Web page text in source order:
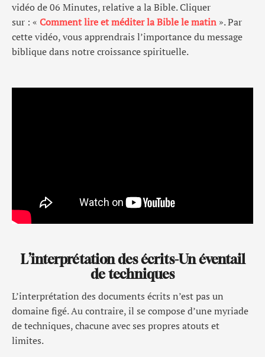
vidéo de 06 Minutes, relative a la Bible. Cliquer
sur : « Comment lire et méditer la Bible le matin ». Par
cette vidéo, vous apprendrais l’importance du message
biblique dans notre croissance spirituelle.
L’interprétation des écrits-Un éventail
de techniques
L’interprétation des documents écrits n’est pas un
domaine figé. Au contraire, il se compose d’une myriade
de techniques, chacune avec ses propres atouts et
limites.